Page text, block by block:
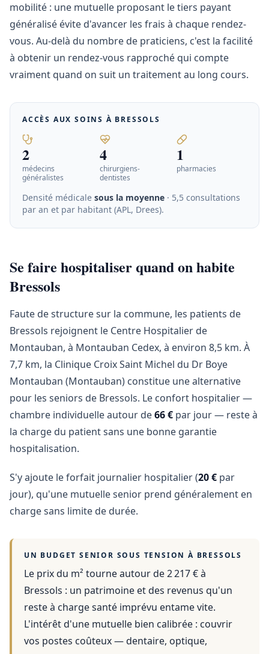
mobilité : une mutuelle proposant le tiers payant
généralisé évite d'avancer les frais à chaque rendez-
vous. Au-delà du nombre de praticiens, c'est la facilité
à obtenir un rendez-vous rapproché qui compte
vraiment quand on suit un traitement au long cours.
ACCÈS AUX SOINS À BRESSOLS
2
médecins
généralistes
4
chirurgiens-
dentistes
1
pharmacies
Densité médicale sous la moyenne · 5,5 consultations
par an et par habitant (APL, Drees).
Se faire hospitaliser quand on habite
Bressols
Faute de structure sur la commune, les patients de
Bressols rejoignent le Centre Hospitalier de
Montauban, à Montauban Cedex, à environ 8,5 km. À
7,7 km, la Clinique Croix Saint Michel du Dr Boye
Montauban (Montauban) constitue une alternative
pour les seniors de Bressols. Le confort hospitalier —
chambre individuelle autour de66 € par jour — reste à
la charge du patient sans une bonne garantie
hospitalisation.
S'y ajoute le forfait journalier hospitalier (20 € par
jour), qu'une mutuelle senior prend généralement en
charge sans limite de durée.
UN BUDGET SENIOR SOUS TENSION À BRESSOLS
Le prix du m² tourne autour de 2 217 €à
Bressols : un patrimoine et des revenus qu'un
reste à charge santé imprévu entame vite.
L'intérêt d'une mutuelle bien calibrée : couvrir
vos postes coûteux — dentaire, optique,